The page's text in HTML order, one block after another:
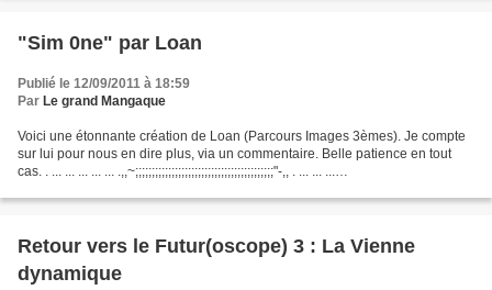
"Sim 0ne" par Loan
Publié le 12/09/2011 à 18:59
Par Le grand Mangaque
Voici une étonnante création de Loan (Parcours Images 3èmes). Je compte
sur lui pour nous en dire plus, via un commentaire. Belle patience en tout
cas. . ... ... ... ... ... .,,~;;;;;;;;;;;;;;;;;;;;;;;;;;;;;;;;;;;;;;;;;;"-,, . ... ... ...
Retour vers le Futur(oscope) 3 : La Vienne
dynamique